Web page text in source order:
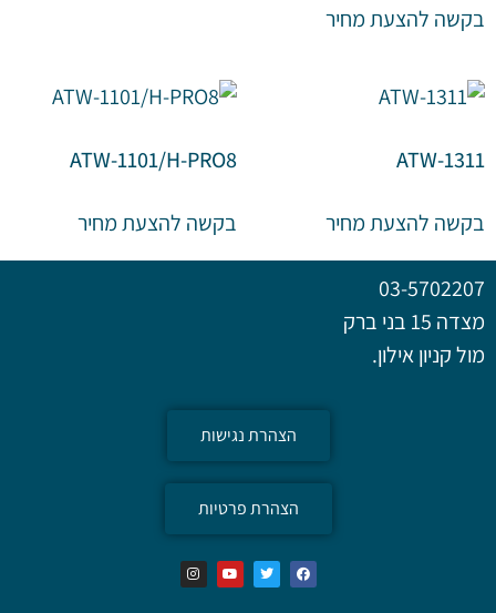
בקשה להצעת מחיר
ATW-1311
בקשה להצעת מחיר
ATW-1101/H-PRO8
בקשה להצעת מחיר
03-5702207
מצדה 15 בני ברק
מול קניון אילון.
הצהרת נגישות
הצהרת פרטיות